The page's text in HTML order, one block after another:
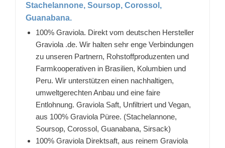
Stachelannone, Soursop, Corossol,
Guanabana.
100% Graviola. Direkt vom deutschen Hersteller
Graviola .de. Wir halten sehr enge Verbindungen
zu unseren Partnern, Rohstoffproduzenten und
Farmkooperativen in Brasilien, Kolumbien und
Peru. Wir unterstützen einen nachhaltigen,
umweltgerechten Anbau und eine faire
Entlohnung. Graviola Saft, Unfiltriert und Vegan,
aus 100% Graviola Püree. (Stachelannone,
Soursop, Corossol, Guanabana, Sirsack)
100% Graviola Direktsaft, aus reinem Graviola